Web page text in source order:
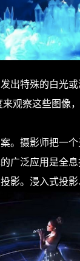
特殊的白光
观察这些图
摄影师把一
广泛应用是全
影。浸入式投